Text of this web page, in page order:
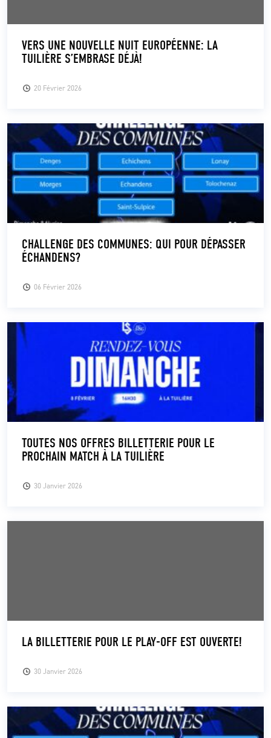
20 Février 2026
VERS UNE NOUVELLE NUIT EUROPÉENNE: LA
TUILIÈRE S’EMBRASE DÉJÀ!
06 Février 2026
CHALLENGE DES COMMUNES: QUI POUR DÉPASSER
ÉCHANDENS?
30 Janvier 2026
TOUTES NOS OFFRES BILLETTERIE POUR LE
PROCHAIN MATCH À LA TUILIÈRE
30 Janvier 2026
LA BILLETTERIE POUR LE PLAY-OFF EST OUVERTE!